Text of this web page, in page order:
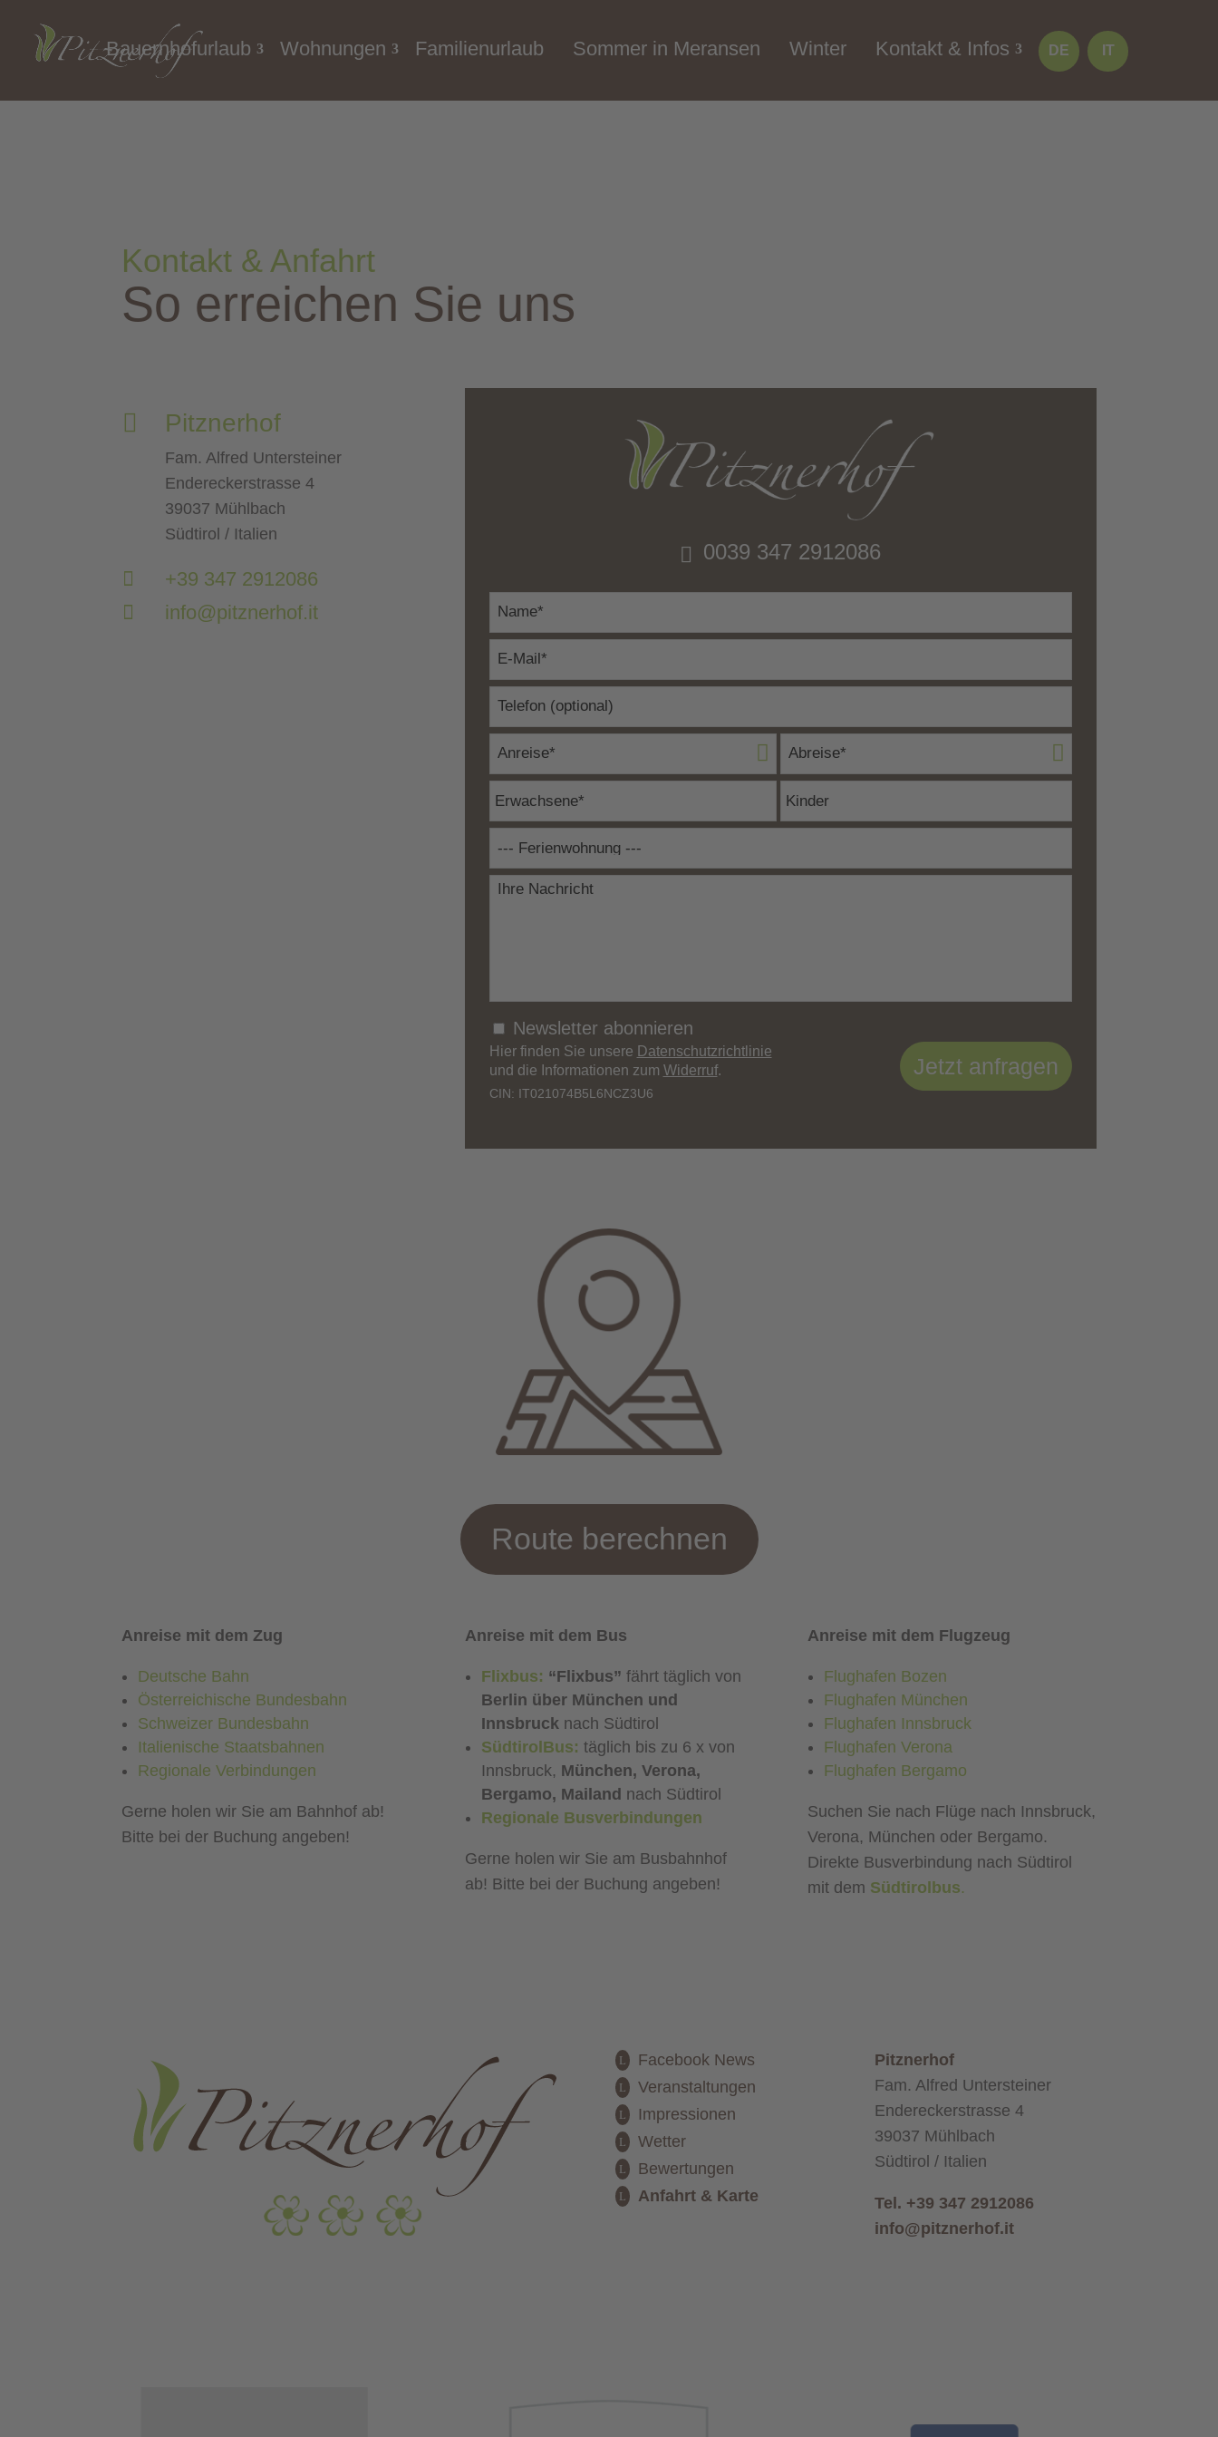
Bauernhofurlaub Wohnungen Familienurlaub Sommer in Meransen Winter Kontakt & Infos DE IT
Kontakt & Anfahrt
So erreichen Sie uns
 Pitznerhof
Fam. Alfred Untersteiner
Endereckerstrasse 4
39037 Mühlbach
Südtirol / Italien

+39 347 2912086

info@pitznerhof.it
0039 347 2912086
Newsletter abonnieren
Jetzt anfragen
Hier finden Sie unsere Datenschutzrichtlinie
und die Informationen zum Widerruf.
CIN: IT021074B5L6NCZ3U6
Route berechnen
Anreise mit dem Zug
Deutsche Bahn
Österreichische Bundesbahn
Schweizer Bundesbahn
Italienische Staatsbahnen
Regionale Verbindungen
Gerne holen wir Sie am Bahnhof ab!
Bitte bei der Buchung angeben!
Anreise mit dem Bus
Flixbus: “Flixbus” fährt täglich von
Berlin über München und
Innsbrucknach Südtirol
SüdtirolBus: täglich bis zu 6 x von
Innsbruck, München, Verona,
Bergamo, Mailand nach Südtirol
Regionale Busverbindungen
Gerne holen wir Sie am Busbahnhof
ab! Bitte bei der Buchung angeben!
Anreise mit dem Flugzeug
Flughafen Bozen
Flughafen München
Flughafen Innsbruck
Flughafen Verona
Flughafen Bergamo
Suchen Sie nach Flüge nach Innsbruck,
Verona, München oder Bergamo.
Direkte Busverbindung nach Südtirol
mit dem Südtirolbus.
Facebook News
Veranstaltungen
Impressionen
Wetter
Bewertungen
Anfahrt & Karte
Pitznerhof
Fam. Alfred Untersteiner
Endereckerstrasse 4
39037 Mühlbach
Südtirol / Italien
Tel. +39 347 2912086
info@pitznerhof.it